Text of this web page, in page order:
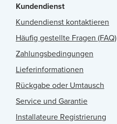
Kundendienst
Kundendienst kontaktieren
Häufig gestellte Fragen (FAQ)
Zahlungsbedingungen
Lieferinformationen
Rückgabe oder Umtausch
Service und Garantie
Installateure Registrierung